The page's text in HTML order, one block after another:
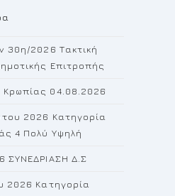
30η/2026 Τακτική
Επιτροπής
04.08.2026
2026 Κατηγορία
4 Πολύ Υψηλή
ΣΥΝΕΔΡΙΑΣΗ Δ.Σ
2026 Κατηγορία